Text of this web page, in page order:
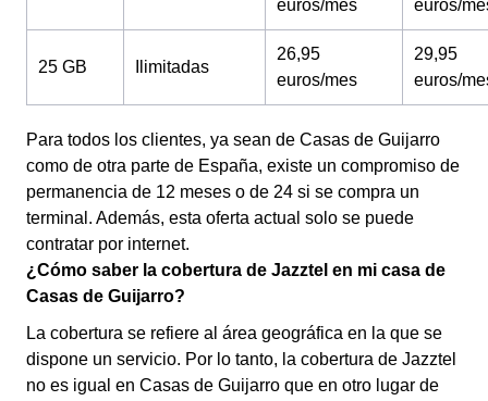
euros/mes euros/
25 GB Ilimitadas
26,95
euros/mes
29,95
euros/
Para todos los clientes, ya sean de Casas de Guijarro
como de otra parte de España, existe un compromiso de
permanencia de 12 meses o de 24 si se compra un
terminal. Además, esta oferta actual solo se puede
contratar por internet.
¿Cómo saber la cobertura de Jazztel en mi casa de
Casas de Guijarro?
La cobertura se refiere al área geográfica en la que se
dispone un servicio. Por lo tanto, la cobertura de Jazztel
no es igual en Casas de Guijarro que en otro lugar de